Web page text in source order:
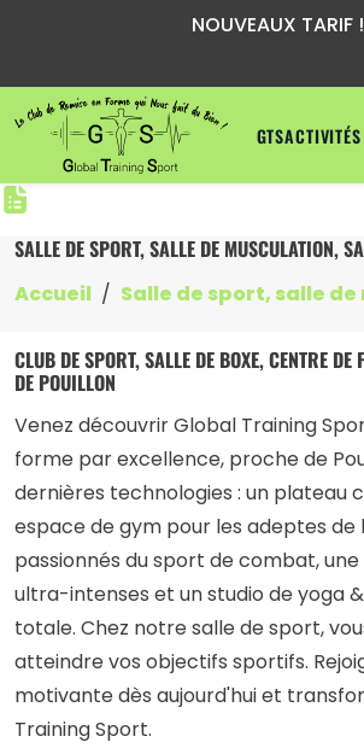
NOUVEAUX
GTS
SALLE DE SPORT, SALLE DE MUSCULATION,
Accueil Salle de sport, salle
CLUB DE SPORT, SALLE DE BOXE, CENTRE
DE POUILLON
Venez découvrir Global Training
forme par excellence, proche de
dernières technologies : un plateau
espace de gym pour les adeptes
passionnés du sport de combat,
ultra-intenses et un studio de yoga
totale. Chez notre salle de sport,
atteindre vos objectifs sportifs.
motivante dès aujourd'hui et
Training Sport.